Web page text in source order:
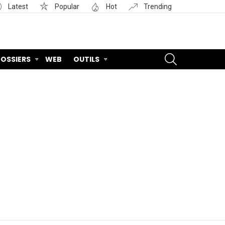
Latest Popular Hot Trending
WEB OUTILS